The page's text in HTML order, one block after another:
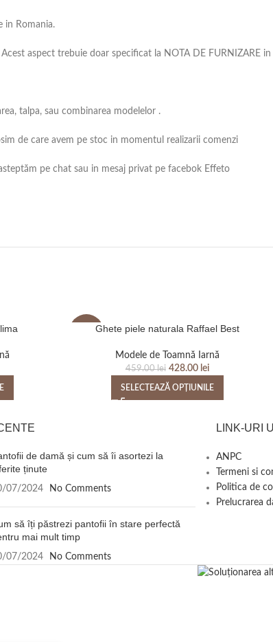
in Romania.
aspect trebuie doar specificat la NOTA DE FURNIZARE
talpa, sau combinarea modelelor .
de care avem pe stoc in momentul realizarii comenzi
pe chat sau in mesaj privat pe facebok Effeto
Ghete piele naturala Raffael Best
Modele de Toamnă Iarnă
459.00lei 428.00 lei
SELECTEAZĂ OPȚIUNILE
de damă și cum să îi asortezi la
ținute
07/2024 No Comments
să îți păstrezi pantofii în stare perfectă
mai mult timp
07/2024 No Comments
LINK-URI
ANPC
Termeni si
Politica de
Prelucrarea